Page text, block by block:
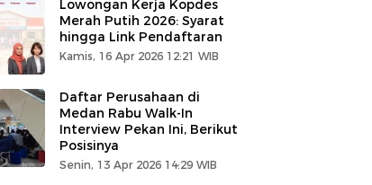
Lowongan Kerja Kopdes
Merah Putih 2026: Syarat
hingga Link Pendaftaran
Kamis, 16 Apr 2026 12:21 WIB
Daftar Perusahaan di
Medan Rabu Walk-In
Interview Pekan Ini, Berikut
Posisinya
Senin, 13 Apr 2026 14:29 WIB